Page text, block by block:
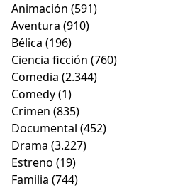
Animación (591)
Aventura (910)
Bélica (196)
Ciencia ficción (760)
Comedia (2.344)
Comedy(1)
Crimen (835)
Documental (452)
Drama (3.227)
Estreno (19)
Familia (744)